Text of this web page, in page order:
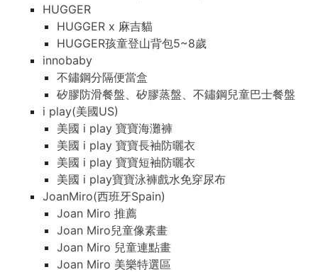
HUGGER
HUGGER x 麻吉貓
HUGGER孩童登山背包5~8歲
innobaby
不鏽鋼分隔便當盒
矽膠防滑餐盤、矽膠蒸盤、不鏽鋼兒童巴士餐盤
i play(美國US)
美國 i play 寶寶海灘褲
美國 i play 寶寶長袖防曬衣
美國 i play 寶寶短袖防曬衣
美國 i play寶寶泳褲戲水免穿尿布
JoanMiro(西班牙Spain)
Joan Miro 推薦
Joan Miro兒童像素畫
Joan Miro 兒童連點畫
Joan Miro 美樂特選區